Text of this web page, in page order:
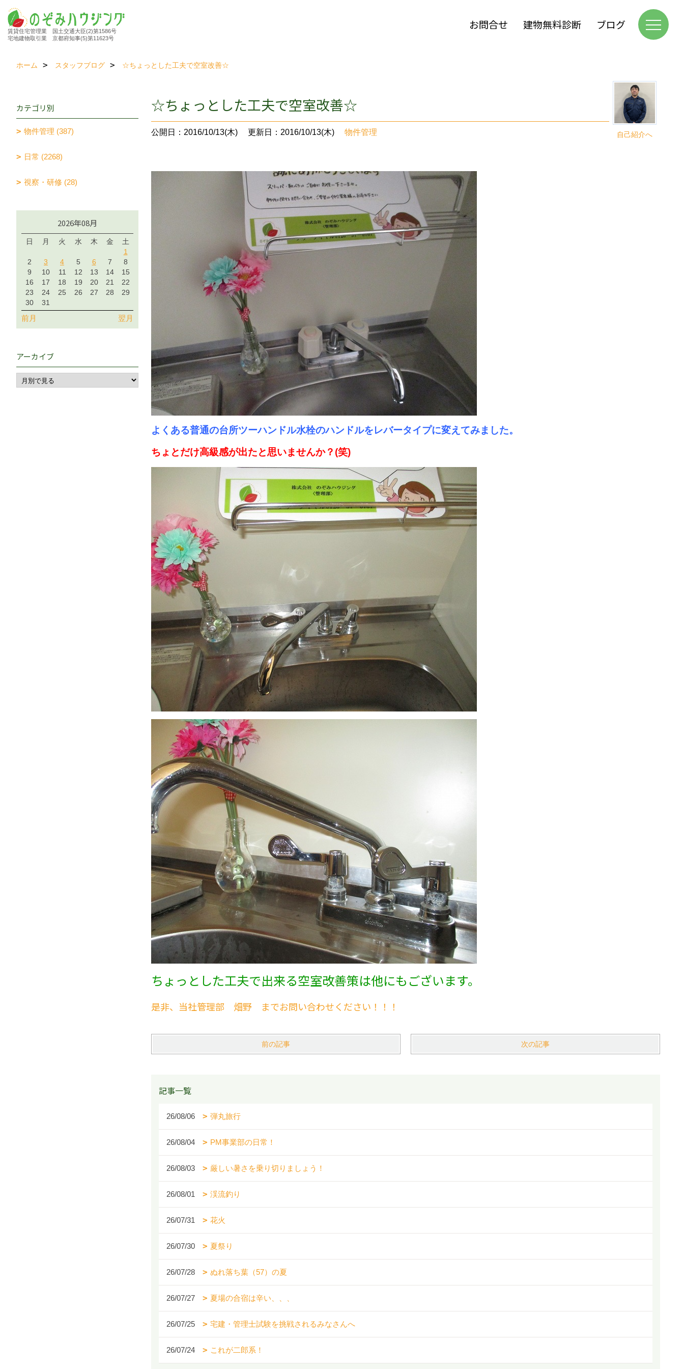
賃貸住宅管理業 国土交通大臣(2)第1586号
宅地建物取引業 京都府知事(5)第11623号
お問合せ 建物無料診断 ブログ
ホーム スタッフブログ ☆ちょっとした工夫で空室改善☆
自己紹介へ
☆ちょっとした工夫で空室改善☆
公開日：2016/10/13(木) 更新日：2016/10/13(木) 物件管理
よくある普通の台所ツーハンドル水栓のハンドルをレバータイプに変えてみました。
ちょとだけ高級感が出たと思いませんか？(笑)
ちょっとした工夫で出来る空室改善策は他にもございます。
是非、当社管理部 畑野 までお問い合わせください！！！
前の記事 次の記事
記事一覧
26/08/06 弾丸旅行
26/08/04 PM事業部の日常！
26/08/03 厳しい暑さを乗り切りましょう！
26/08/01 渓流釣り
26/07/31 花火
26/07/30 夏祭り
26/07/28 ぬれ落ち葉（57）の夏
26/07/27 夏場の合宿は辛い、、、
26/07/25 宅建・管理士試験を挑戦されるみなさんへ
26/07/24 これが二郎系！
カテゴリ別
物件管理 (387)
日常 (2268)
視察・研修 (28)
2026年08月
日 月 火 水 木 金
土
1
2
3 4 5 6 7
8
9
10 11 12 13 14
15
16
17 18 19 20 21
22
23
24 25 26 27 28
29
30
31
前月 翌月
アーカイブ